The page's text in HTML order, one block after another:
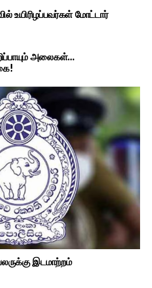
உயிரிழப்பவர்கள் மோட்டார்
அலைகள்…
இடமாற்றம்